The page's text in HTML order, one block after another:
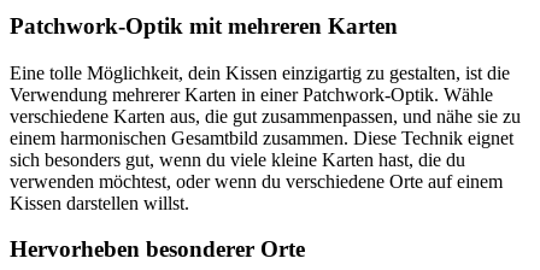
Patchwork-Optik mit mehreren Karten
Eine tolle Möglichkeit, dein Kissen einzigartig zu gestalten, ist die
Verwendung mehrerer Karten in einer Patchwork-Optik. Wähle
verschiedene Karten aus, die gut zusammenpassen, und nähe sie zu
einem harmonischen Gesamtbild zusammen. Diese Technik eignet
sich besonders gut, wenn du viele kleine Karten hast, die du
verwenden möchtest, oder wenn du verschiedene Orte auf einem
Kissen darstellen willst.
Hervorheben besonderer Orte